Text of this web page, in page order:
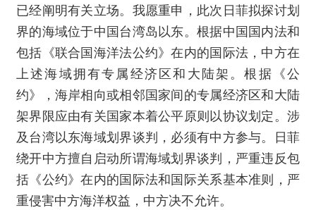
已经阐明有关立场。我愿重申，此次日菲拟探讨划
界的海域位于中国台湾岛以东。根据中国国内法和
包括《联合国海洋法公约》在内的国际法，中方在
上述海域拥有专属经济区和大陆架。根据《公
约》，海岸相向或相邻国家间的专属经济区和大陆
架界限应由有关国家本着公平原则以协议划定。涉
及台湾以东海域划界谈判，必须有中方参与。日菲
绕开中方擅自启动所谓海域划界谈判，严重违反包
括《公约》在内的国际法和国际关系基本准则，严
重侵害中方海洋权益，中方决不允许。